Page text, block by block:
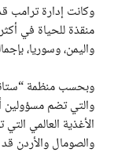
وكانت إدارة ترامب
واليمن، وسوريا، بإجمالي
وبحسب منظمة
والتي تضم مسؤولين
الأغذية العالمي
والصومال والأردن قد تجاوزت